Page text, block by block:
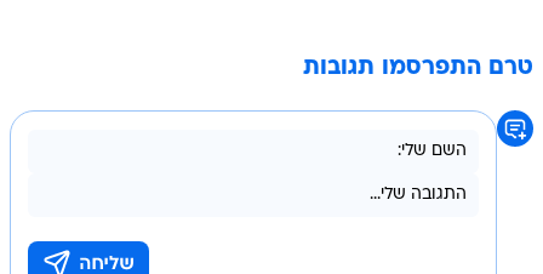
טרם התפרסמו תגובות